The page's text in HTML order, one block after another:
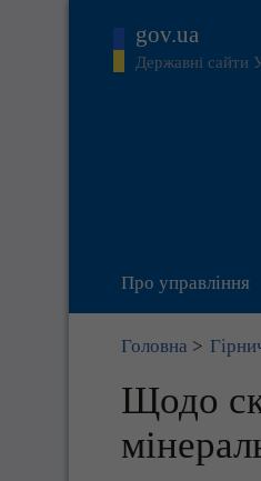
gov.ua
Державні сайти
Про управління
Головна >
Щодо